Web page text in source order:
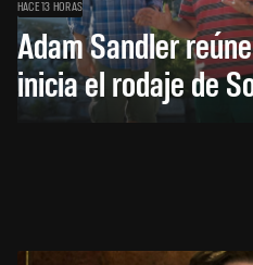
HACE 13 HORAS
Adam Sandler
inicia el rodaje de